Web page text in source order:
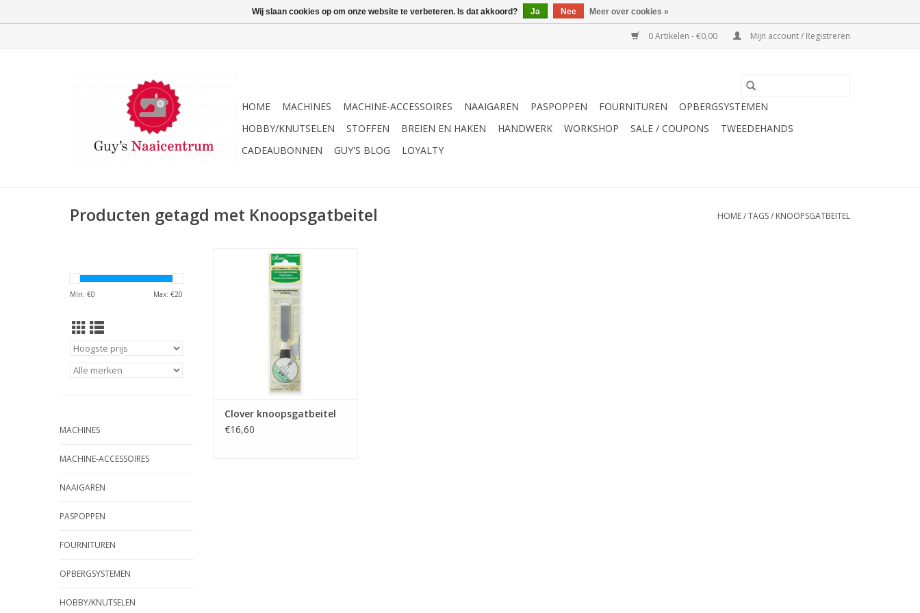
0 Artikelen - €0,00 Mijn account / Registreren
HOME MACHINES MACHINE-ACCESSOIRES NAAIGAREN PASPOPPEN FOURNITUREN
OPBERGSYSTEMEN
HOBBY/KNUTSELEN
STOFFEN BREIEN EN HAKEN HANDWERK WORKSHOP SALE / COUPONS
TWEEDEHANDS
CADEAUBONNEN
GUY'S BLOG LOYALTY
Producten getagd met Knoopsgatbeitel HOME/TAGS/ KNOOPSGATBEITEL
Min: €0 Max: €20
MACHINES
MACHINE-ACCESSOIRES
NAAIGAREN
PASPOPPEN
FOURNITUREN
OPBERGSYSTEMEN
HOBBY/KNUTSELEN
Clover knoopsgatbeitel
TOEVOEGEN AAN WINKELWAGEN
Clover knoopsgatbeitel
€16,60
Wij slaan cookies op om onze website te verbeteren. Is dat akkoord? Ja Nee Meer over cookies »